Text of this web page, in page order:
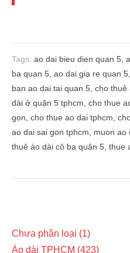
Chưa phân loại
1
Áo dài TPHCM
423
Tags: ao dai bieu dien quan 5,
ba quan 5, ao dai gia re quan 5,
ban ao dai tai quan 5, cho thuê
dài ở quận 5 tphcm, cho thue
gon, cho thue ao dai tphcm,
ao dai sai gon tphcm, muon ao
thuê áo dài cô ba quận 5, thue